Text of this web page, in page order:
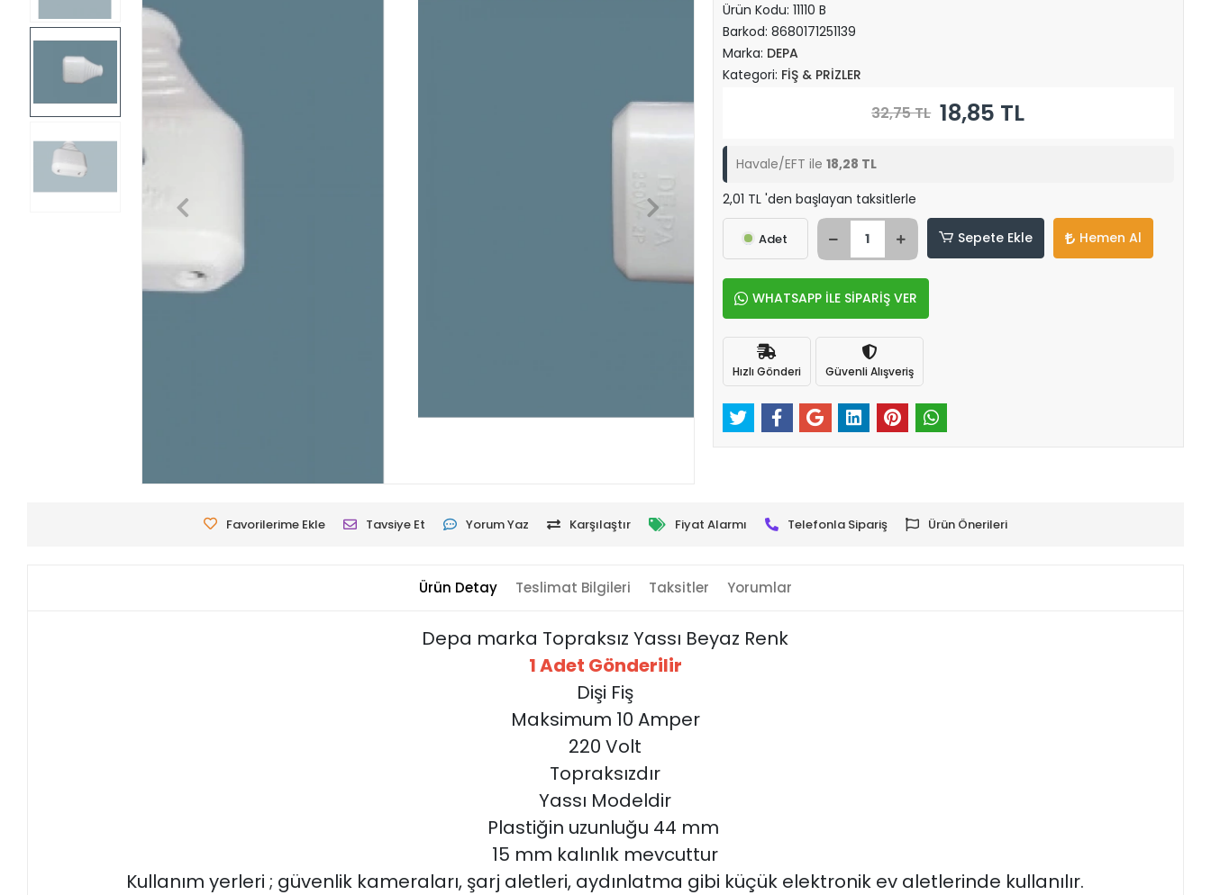
Ürün Kodu: 11110 B
Barkod: 8680171251139
Marka: DEPA
Kategori: FİŞ & PRİZLER
32,75 TL 18,85 TL
Havale/EFT ile 18,28 TL
2,01 TL 'den başlayan taksitlerle
Adet Sepete Ekle Hemen Al
WHATSAPP İLE SİPARİŞ VER
Hızlı Gönderi Güvenli Alışveriş
Favorilerime Ekle Tavsiye Et Yorum Yaz Karşılaştır Fiyat Alarmı Telefonla Sipariş Ürün Önerileri
Ürün Detay Teslimat Bilgileri Taksitler Yorumlar
Depa marka Topraksız Yassı Beyaz Renk
1 Adet Gönderilir
Dişi Fiş
Maksimum 10 Amper
220 Volt
Topraksızdır
Yassı Modeldir
Plastiğin uzunluğu 44 mm
15 mm kalınlık mevcuttur
Kullanım yerleri ; güvenlik kameraları, şarj aletleri, aydınlatma gibi küçük elektronik ev aletlerinde kullanılır.